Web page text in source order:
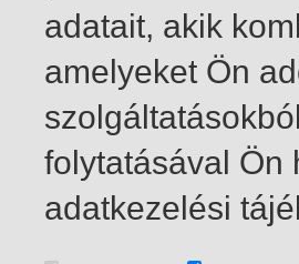
1-6 / insgesamt 6 Treffer
adatait, akik
amelyeket Ön
folytatásával Ön
adatkezelési